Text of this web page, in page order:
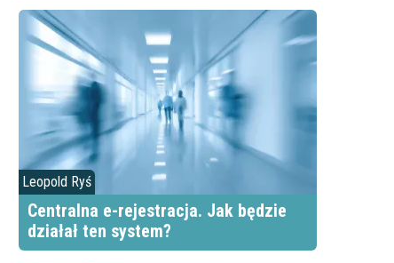
Leopold Ryś
Centralna e-rejestracja. Jak będzie
działał ten system?